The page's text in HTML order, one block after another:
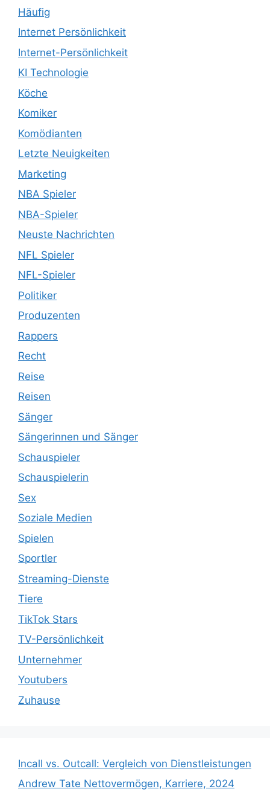
Häufig
Internet Persönlichkeit
Internet-Persönlichkeit
KI Technologie
Köche
Komiker
Komödianten
Letzte Neuigkeiten
Marketing
NBA Spieler
NBA-Spieler
Neuste Nachrichten
NFL Spieler
NFL-Spieler
Politiker
Produzenten
Rappers
Recht
Reise
Reisen
Sänger
Sängerinnen und Sänger
Schauspieler
Schauspielerin
Sex
Soziale Medien
Spielen
Sportler
Streaming-Dienste
Tiere
TikTok Stars
TV-Persönlichkeit
Unternehmer
Youtubers
Zuhause
Incall vs. Outcall: Vergleich von Dienstleistungen
Andrew Tate Nettovermögen, Karriere, 2024